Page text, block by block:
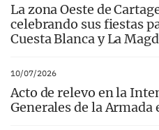
La zona Oeste de
celebrando sus fiestas
Cuesta Blanca y La
10/07/2026
Acto de relevo en la
Generales de la Armada